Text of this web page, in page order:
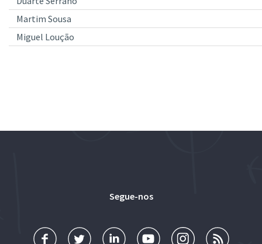
Martim Sousa
Miguel Loução
Segue-nos